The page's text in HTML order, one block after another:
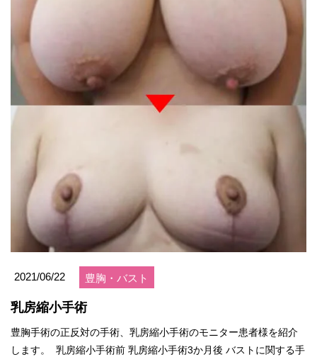
2021/06/22 豊胸・バスト
乳房縮小手術
豊胸手術の正反対の手術、乳房縮小手術のモニター患者様を紹介
します。 乳房縮小手術前 乳房縮小手術3か月後 バストに関する手